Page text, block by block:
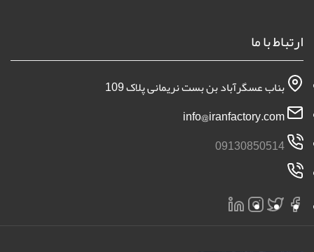
ارتباط با ما
بناب عسگرآباد بن بست نریمانی پلاک 109
09130850514